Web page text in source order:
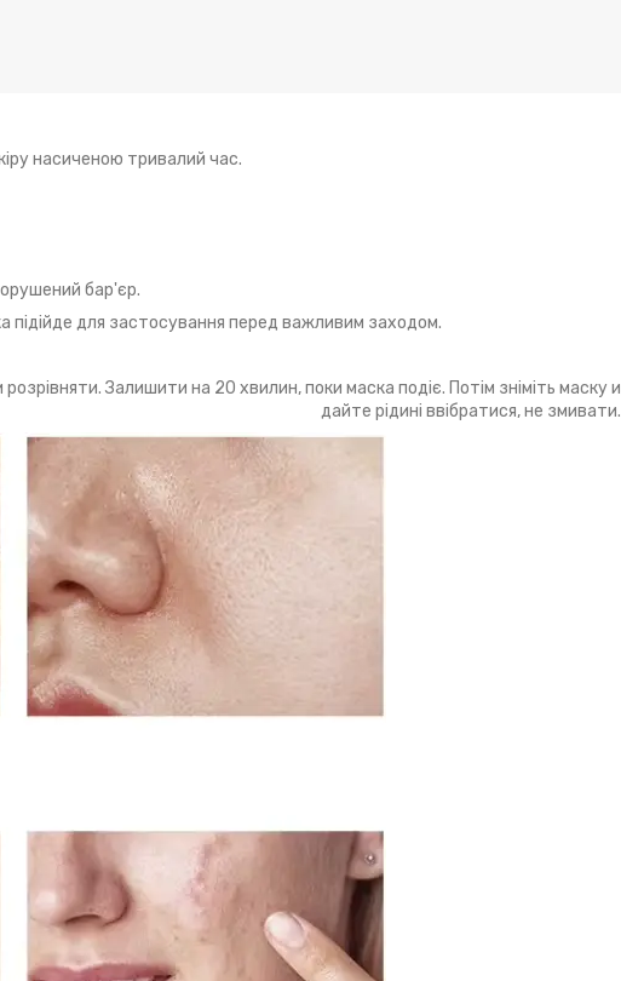
насиченою тривалий час.
бар'єр.
підійде для застосування перед важливим заходом.
Залишити на 20 хвилин, поки маска подіє. Потім зніміть маску и
дайте рідині ввібратися, не змивати.